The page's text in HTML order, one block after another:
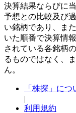
決算結果ならびに
予想との比較及び
い銘柄であり、ま
いた順番で決算情
されている各銘柄
るものではなく、
ん。
「株探」につ
|
利用規約